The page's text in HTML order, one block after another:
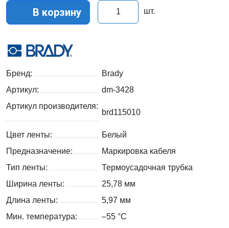
В корзину шт.
Бренд:
Brady
Артикул:
dm-3428
Артикул производителя:
brd115010
Цвет ленты:
Белый
Предназначение:
Маркировка кабеля
Тип ленты:
Термоусадочная трубка
Ширина ленты:
25,78 мм
Длина ленты:
5,97 мм
Мин. температура:
–55 °С